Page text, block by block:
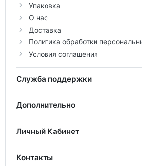
Упаковка
О нас
Доставка
Политика обработки
Условия соглашения
Служба поддержки
Дополнительно
Личный Кабинет
Контакты